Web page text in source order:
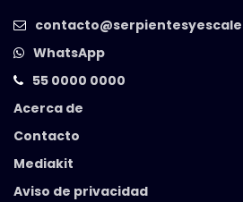
WhatsApp
55 0000 0000
Acerca de
Contacto
Mediakit
Aviso de privacidad